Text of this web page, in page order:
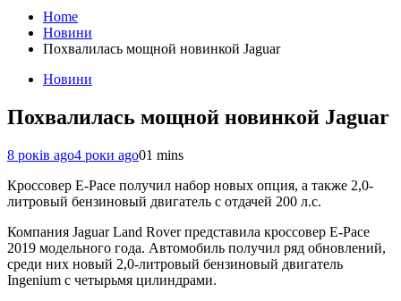
Home
Новини
Похвалилась мощной новинкой Jaguar
Новини
Похвалилась мощной новинкой Jaguar
8 років ago4 роки ago01 mins
Кроссовер E-Pace получил набор новых опция, а также 2,0-
литровый бензиновый двигатель с отдачей 200 л.с.
Компания Jaguar Land Rover представила кроссовер E-Pace
2019 модельного года. Автомобиль получил ряд обновлений,
среди них новый 2,0-литровый бензиновый двигатель
Ingenium с четырьмя цилиндрами.